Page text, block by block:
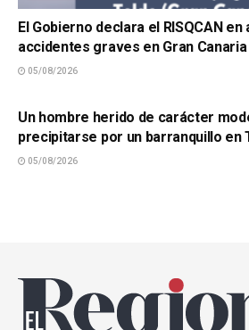
El Gobierno declara el RISQCAN
accidentes graves en Gran Canaria
05/08/2026
Un hombre herido de carácter
precipitarse por un barranquillo en
05/08/2026